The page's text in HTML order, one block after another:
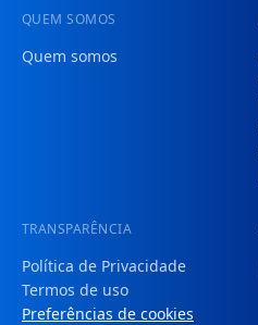
QUEM SOMOS
Quem somos
TRANSPARÊNCIA
Política de Privacidade
Termos de uso
Preferências de cookies